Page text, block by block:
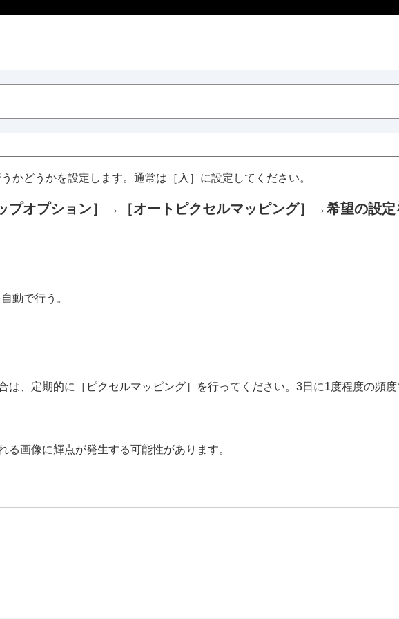
かどうかを設定します。通常は ［入］ に設定してください。
プオプション］ → ［オートピクセルマッピング］ →希望の設定
動で行う。
は、定期的に ［ピクセルマッピング］ を行ってください。3日に1度程度の頻
る画像に輝点が発生する可能性があります。